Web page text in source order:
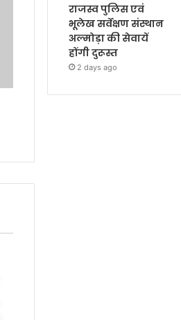
राजस्व पुलिस एवं
भूलेख सर्वेक्षण संस्थान
अल्मोड़ा की सेवायें
होंगी दुरूस्त
2 days ago